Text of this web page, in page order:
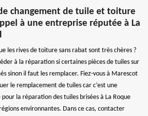
changement de tuile et toiture
à une entreprise réputée à La
les rives de toiture sans rabat sont très chères ?
à la réparation si certaines pièces de tuiles sur
sinon il faut les remplacer. Fiez-vous à Marescot
le remplacement de tuiles car c’est une
la réparation des tuiles brisées à La Roque
environnantes. Dans ce cas, contacter